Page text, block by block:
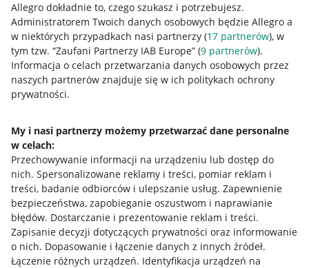
Allegro dokładnie to, czego szukasz i potrzebujesz.
Administratorem Twoich danych osobowych będzie Allegro a
w niektórych przypadkach nasi partnerzy (17 partnerów), w
tym tzw. “Zaufani Partnerzy IAB Europe” (9 partnerów).
Informacja o celach przetwarzania danych osobowych przez
naszych partnerów znajduje się w ich politykach ochrony
prywatności.
My i nasi partnerzy możemy przetwarzać dane personalne
w celach:
Przechowywanie informacji na urządzeniu lub dostęp do
nich. Spersonalizowane reklamy i treści, pomiar reklam i
treści, badanie odbiorców i ulepszanie usług. Zapewnienie
bezpieczeństwa, zapobieganie oszustwom i naprawianie
błędów. Dostarczanie i prezentowanie reklam i treści.
Zapisanie decyzji dotyczących prywatności oraz informowanie
o nich. Dopasowanie i łączenie danych z innych źródeł.
Łączenie różnych urządzeń. Identyfikacja urządzeń na
Przydatne informacje
Jak to działa
Allegro Gadane dla sprzedających
Allegro Gadane dla kupujących
Mapa miejscowości
Informacje prawne
Regulamin